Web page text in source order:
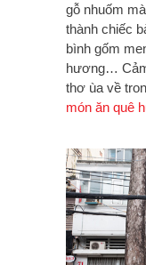
gỗ nhuốm
thành chiếc
bình gốm
hương…
thơ ùa về
món ăn quê